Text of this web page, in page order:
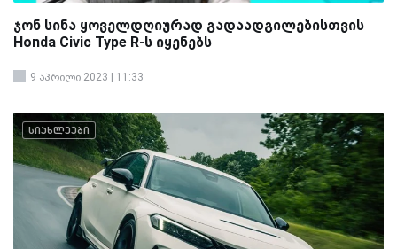
ჯონ სინა ყოველდღიურად გადაადგილებისთვის
Honda Civic Type R-ს იყენებს
9 აპრილი 2023 | 11:33
სიახლეები